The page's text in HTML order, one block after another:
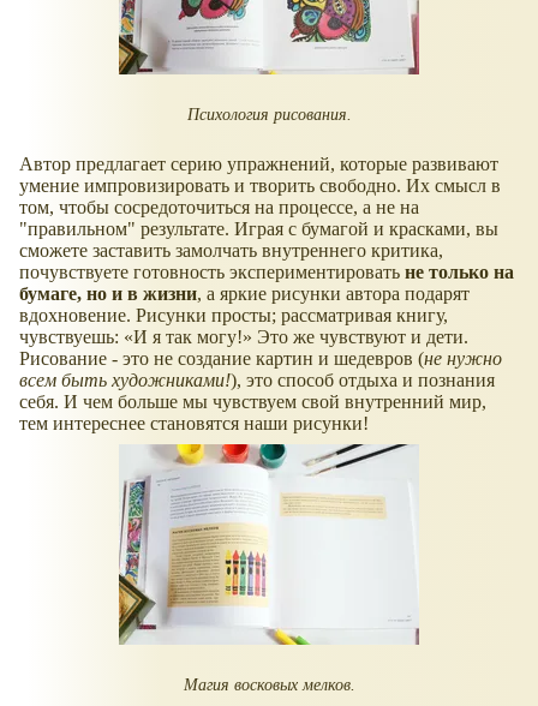
Психология рисования.
Автор предлагает серию упражнений, которые развивают
умение импровизировать и творить свободно. Их смысл в
том, чтобы сосредоточиться на процессе, а не на
"правильном" результате. Играя с бумагой и красками, вы
сможете заставить замолчать внутреннего критика,
почувствуете готовность экспериментировать не только на
бумаге, но и в жизни, а яркие рисунки автора подарят
вдохновение. Рисунки просты; рассматривая книгу,
чувствуешь:
И я так могу!
Это же чувствуют и дети.
Рисование - это не создание картин и шедевров (не нужно
всем быть художниками!), это способ отдыха и познания
себя. И чем больше мы чувствуем свой внутренний мир,
тем интереснее становятся наши рисунки!
Магия восковых мелков.